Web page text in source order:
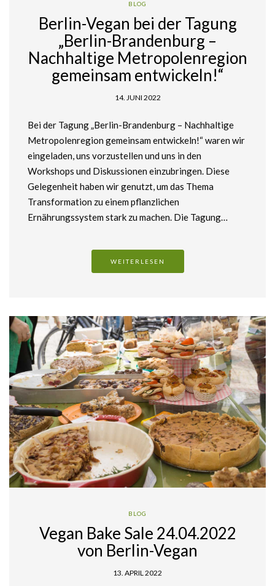
BLOG
Berlin-Vegan bei der Tagung
„Berlin-Brandenburg –
Nachhaltige Metropolenregion
gemeinsam entwickeln!“
14. JUNI 2022
Bei der Tagung „Berlin-Brandenburg – Nachhaltige
Metropolenregion gemeinsam entwickeln!“ waren wir
eingeladen, uns vorzustellen und uns in den
Workshops und Diskussionen einzubringen. Diese
Gelegenheit haben wir genutzt, um das Thema
Transformation zu einem pflanzlichen
Ernährungssystem stark zu machen. Die Tagung…
WEITERLESEN
BLOG
Vegan Bake Sale 24.04.2022
von Berlin-Vegan
13. APRIL 2022